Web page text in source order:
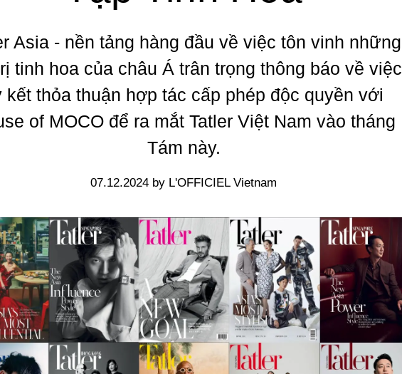
Asia - nền tảng hàng đầu về việc tôn vinh những
tinh hoa của châu Á trân trọng thông báo về việc
kết thỏa thuận hợp tác cấp phép độc quyền với
of MOCO để ra mắt Tatler Việt Nam vào tháng
Tám này.
07.12.2024 by L'OFFICIEL Vietnam